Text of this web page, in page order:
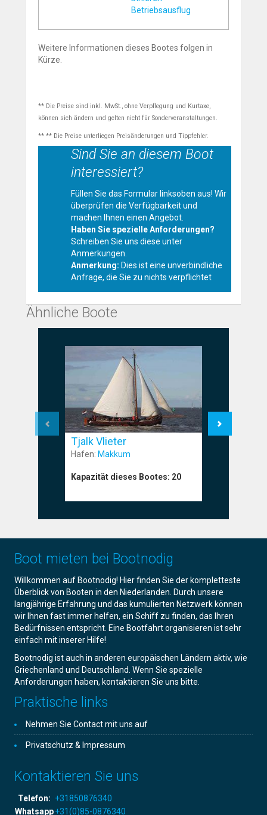
Betriebsausflug
Weitere Informationen dieses Bootes folgen in
Kürze.
** Die Preise sind inkl. MwSt., ohne Verpflegung und Kurtaxe,
können sich ändern und gelten nicht für Sonderveranstaltungen.
** ** Die Preise unterliegen Preisänderungen und Tippfehler.
Sind Sie an diesem Boot
interessiert?
Füllen Sie das Formular linksoben aus! Wir
überprüfen die Verfügbarkeit und
machen Ihnen einen Angebot.
Haben Sie spezielle Anforderungen?
Schreiben Sie uns diese unter
Anmerkungen.
Anmerkung: Dies ist eine unverbindliche
Anfrage, die Sie zu nichts verpflichtet
Ähnliche Boote
Tjalk Vlieter
Hafen: Makkum
Kapazität dieses Bootes: 20
Boot mieten bei Bootnodig
Willkommen auf Bootnodig! Hier finden Sie der kompletteste
Überblick von Booten in den Niederlanden. Durch unsere
langjährige Erfahrung und das kumulierten Netzwerk können
wir Ihnen fast immer helfen, ein Schiff zu finden, das Ihren
Bedürfnissen entspricht. Eine Bootfahrt organisieren ist sehr
einfach mit inserer Hilfe!
Bootnodig ist auch in anderen europäischen Ländern aktiv, wie
Griechenland und Deutschland. Wenn Sie spezielle
Anforderungen haben, kontaktieren Sie uns bitte.
Praktische links
Nehmen Sie Contact mit uns auf
Privatschutz & Impressum
Kontaktieren Sie uns
Telefon: +31850876340
Whatsapp+31(0)85-0876340